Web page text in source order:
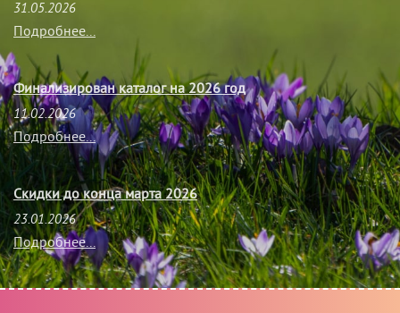
31.05.2026
Подробнее...
Финализирован каталог на 2026 год
11.02.2026
Подробнее...
Скидки до конца марта 2026
23.01.2026
Подробнее...